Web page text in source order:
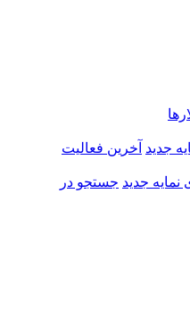
جدید آخرین فعالیت
نمایه جدید جستجو در